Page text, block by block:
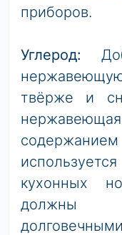
приборов.
Углерод:
твёрже и
кухонных
должны